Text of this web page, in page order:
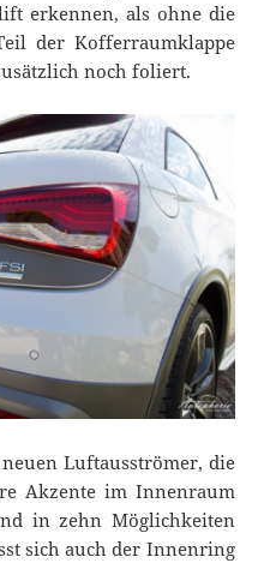
erkennen, als ohne die
der Kofferraumklappe
noch foliert.
Luftausströmer, die
Akzente im Innenraum
in zehn Möglichkeiten
sich auch der Innenring